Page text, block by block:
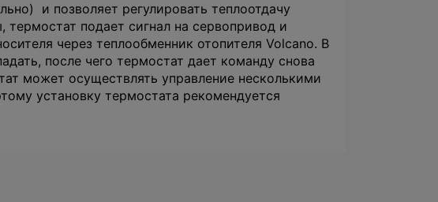
и позволяет регулировать теплоотдачу
подает сигнал на сервопривод и
через теплообменник отопителя Volcano. В
после чего термостат дает команду снова
может осуществлять управление несколькими
установку термостата рекомендуется